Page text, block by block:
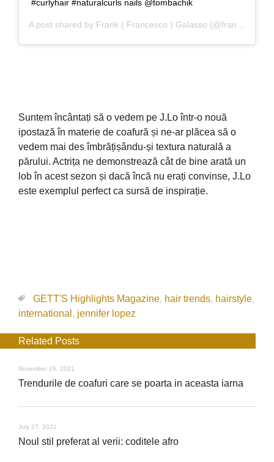
#curlyhair #naturalcurls nails @tombachik
A post shared by Frank ( Francesco ) Galasso (@frankgalasso1) on
Suntem încântați să o vedem pe J.Lo într-o nouă
ipostază în materie de coafură și ne-ar plăcea să o
vedem mai des îmbrățișându-și textura naturală a
părului. Actrița ne demonstrează cât de bine arată un
lob în acest sezon și dacă încă nu erați convinse, J.Lo
este exemplul perfect ca sursă de inspirație.
GETT'S Highlights Magazine, hair trends, hairstyle,
international , jennifer lopez
Related Posts
November 26, 2021
Trendurile de coafuri care se poarta in aceasta iarna
July 27, 2021
Noul stil preferat al verii: coditele afro